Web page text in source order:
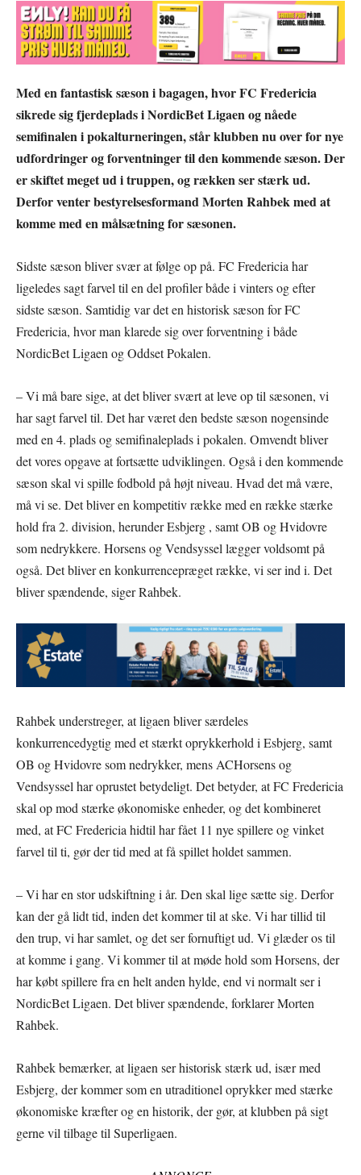
Med en fantastisk sæson i bagagen, hvor FC Fredericia
sikrede sig fjerdeplads i NordicBet Ligaen og nåede
semifinalen i pokalturneringen, står klubben nu over for nye
udfordringer og forventninger til den kommende sæson. Der
er skiftet meget ud i truppen, og rækken ser stærk ud.
Derfor venter bestyrelsesformand Morten Rahbek med at
komme med en målsætning for sæsonen.
Sidste sæson bliver svær at følge op på. FC Fredericia har
ligeledes sagt farvel til en del profiler både i vinters og efter
sidste sæson. Samtidig var det en historisk sæson for FC
Fredericia, hvor man klarede sig over forventning i både
NordicBet Ligaen og Oddset Pokalen.
– Vi må bare sige, at det bliver svært at leve op til sæsonen, vi
har sagt farvel til. Det har været den bedste sæson nogensinde
med en 4. plads og semifinaleplads i pokalen. Omvendt bliver
det vores opgave at fortsætte udviklingen. Også i den kommende
sæson skal vi spille fodbold på højt niveau. Hvad det må være,
må vi se. Det bliver en kompetitiv række med en række stærke
hold fra 2. division, herunder Esbjerg , samt OB og Hvidovre
som nedrykkere. Horsens og Vendsyssel lægger voldsomt på
også. Det bliver en konkurrencepræget række, vi ser ind i. Det
bliver spændende, siger Rahbek.
Rahbek understreger, at ligaen bliver særdeles
konkurrencedygtig med et stærkt oprykkerhold i Esbjerg, samt
OB og Hvidovre som nedrykker, mens ACHorsens og
Vendsyssel har oprustet betydeligt. Det betyder, at FC Fredericia
skal op mod stærke økonomiske enheder, og det kombineret
med, at FC Fredericia hidtil har fået 11 nye spillere og vinket
farvel til ti, gør der tid med at få spillet holdet sammen.
– Vi har en stor udskiftning i år. Den skal lige sætte sig. Derfor
kan der gå lidt tid, inden det kommer til at ske. Vi har tillid til
den trup, vi har samlet, og det ser fornuftigt ud. Vi glæder os til
at komme i gang. Vi kommer til at møde hold som Horsens, der
har købt spillere fra en helt anden hylde, end vi normalt ser i
NordicBet Ligaen. Det bliver spændende, forklarer Morten
Rahbek.
Rahbek bemærker, at ligaen ser historisk stærk ud, især med
Esbjerg, der kommer som en utraditionel oprykker med stærke
økonomiske kræfter og en historik, der gør, at klubben på sigt
gerne vil tilbage til Superligaen.